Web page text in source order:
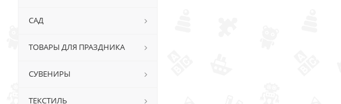
САД
ТОВАРЫ ДЛЯ ПРАЗДНИКА
СУВЕНИРЫ
ТЕКСТИЛЬ